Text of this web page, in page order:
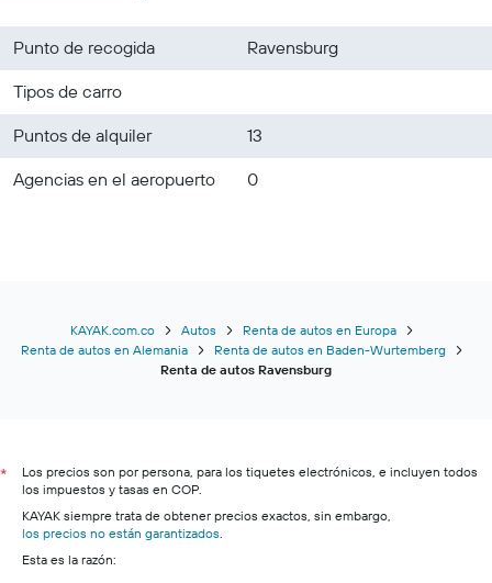
Punto de recogida
Ravensburg
Tipos de carro
Puntos de alquiler
13
Agencias en el aeropuerto
0
KAYAK.com.co Autos
Renta de autos en Europa
Renta de autos en Alemania
Renta de autos en Baden-Wurtemberg
Renta de autos Ravensburg
*
Los precios son por persona, para los tiquetes electrónicos, e incluyen todos
los impuestos y tasas en COP.
KAYAK siempre trata de obtener precios exactos, sin embargo,
los precios no están garantizados
Esta es la razón: